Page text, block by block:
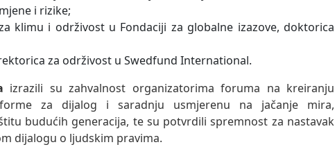
i rizike;
klimu i održivost u Fondaciji za globalne izazove, doktorica
za održivost u Swedfund International.
izrazili su zahvalnost organizatorima foruma na kreiranju
za dijalog i saradnju usmjerenu na jačanje mira,
budućih generacija, te su potvrdili spremnost za nastavak
dijalogu o ljudskim pravima.